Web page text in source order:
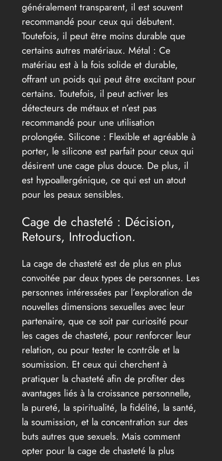
généralement transparent, il est souvent
recommandé pour ceux qui débutent.
Toutefois, il peut être moins durable que
certains autres matériaux. Métal : Ce
matériau est à la fois solide et durable,
offrant un poids qui peut être excitant pour
certains. Toutefois, il peut activer les
détecteurs de métaux et n’est pas
recommandé pour une utilisation
prolongée. Silicone : Flexible et agréable à
porter, le silicone est parfait pour ceux qui
désirent une cage plus douce. De plus, il
est hypoallergénique, ce qui est un atout
pour les peaux sensibles.
Cage de chasteté : Décision,
Retours, Introduction.
La cage de chasteté est de plus en plus
convoitée par deux types de personnes. Les
personnes intéressées par l’exploration de
nouvelles dimensions sexuelles avec leur
partenaire, que ce soit par curiosité pour
les cages de chasteté, pour renforcer leur
relation, ou pour tester le contrôle et la
soumission. Et ceux qui cherchent à
pratiquer la chasteté afin de profiter des
avantages liés à la croissance personnelle,
la pureté, la spiritualité, la fidélité, la santé,
la soumission, et la concentration sur des
buts autres que sexuels. Mais comment
opter pour la cage de chasteté la plus